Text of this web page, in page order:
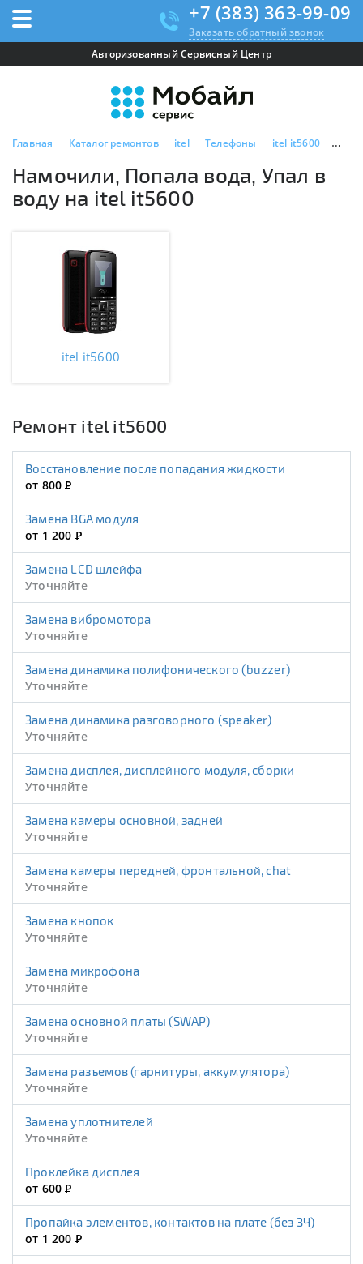
+7 (383) 363-99-09
Заказать обратный звонок
Авторизованный Сервисный Центр
Главная Каталог ремонтов itel Телефоны itel it5600
Намочили, Попала вода, Упал в
воду на itel it5600
itel it5600
Ремонт itel it5600
Восстановление после попадания жидкости
от 800Р
Замена BGA модуля
от 1 200Р
Замена LCD шлейфа
Уточняйте
Замена вибромотора
Уточняйте
Замена динамика полифонического (buzzer)
Уточняйте
Замена динамика разговорного (speaker)
Уточняйте
Замена дисплея, дисплейного модуля, сборки
Уточняйте
Замена камеры основной, задней
Уточняйте
Замена камеры передней, фронтальной, chat
Уточняйте
Замена кнопок
Уточняйте
Замена микрофона
Уточняйте
Замена основной платы (SWAP)
Уточняйте
Замена разъемов (гарнитуры, аккумулятора)
Уточняйте
Замена уплотнителей
Уточняйте
Проклейка дисплея
от 600Р
Пропайка элементов, контактов на плате (без ЗЧ)
от 1 200Р